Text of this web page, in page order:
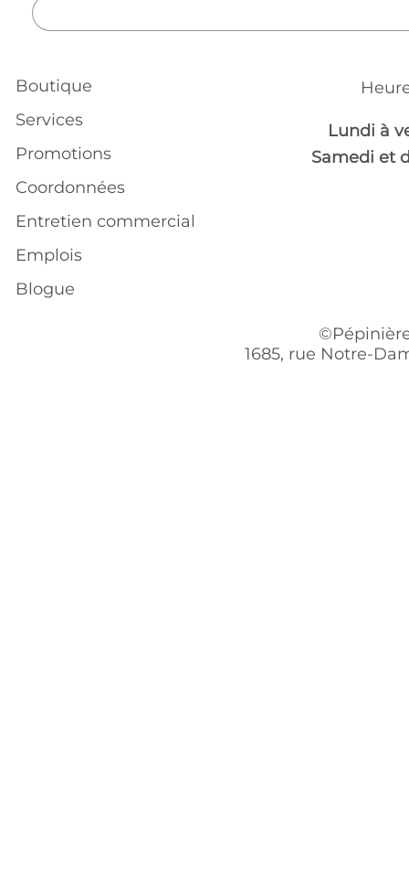
Boutique
Services
Promotions
Coordonnées
Entretien commercial
Emplois
Blogue
Lundi à
Samedi et
1685, rue Notre-